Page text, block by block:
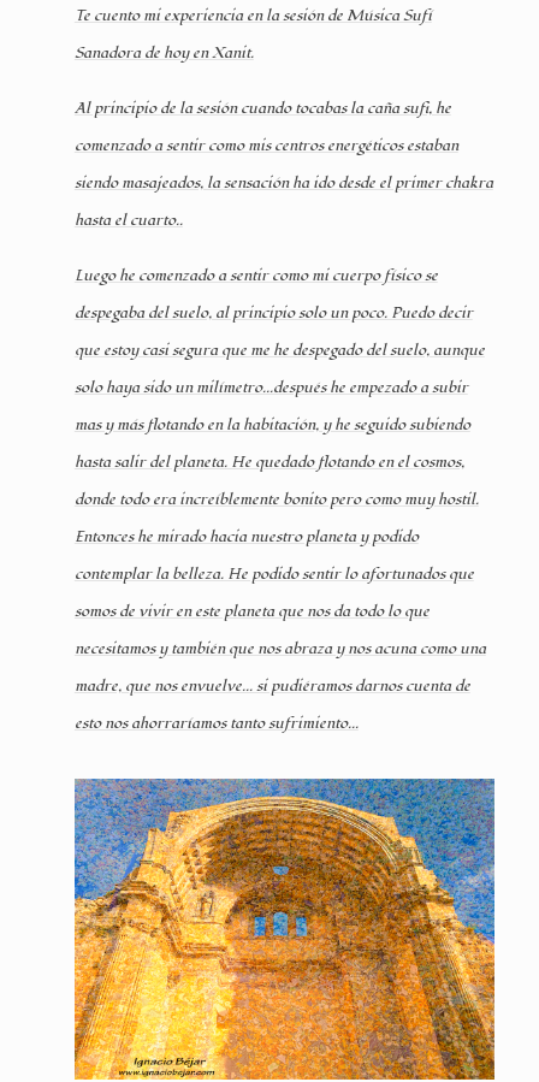
Te cuento mi experiencia en la sesión de Música Sufí
Sanadora de hoy en Xanit.
Al principio de la sesión cuando tocabas la caña sufi, he
comenzado a sentir como mis centros energéticos estaban
siendo masajeados, la sensación ha ido desde el primer chakra
hasta el cuarto..
Luego he comenzado a sentir como mi cuerpo físico se
despegaba del suelo, al principio solo un poco. Puedo decir
que estoy casi segura que me he despegado del suelo, aunque
solo haya sido un milímetro...después he empezado a subir
mas y más flotando en la habitación, y he seguido subiendo
hasta salir del planeta. He quedado flotando en el cosmos,
donde todo era increíblemente bonito pero como muy hostil.
Entonces he mirado hacia nuestro planeta y podido
contemplar la belleza. He podido sentir lo afortunados que
somos de vivir en este planeta que nos da todo lo que
necesitamos y también que nos abraza y nos acuna como una
madre, que nos envuelve... si pudiéramos darnos cuenta de
esto nos ahorraríamos tanto sufrimiento...